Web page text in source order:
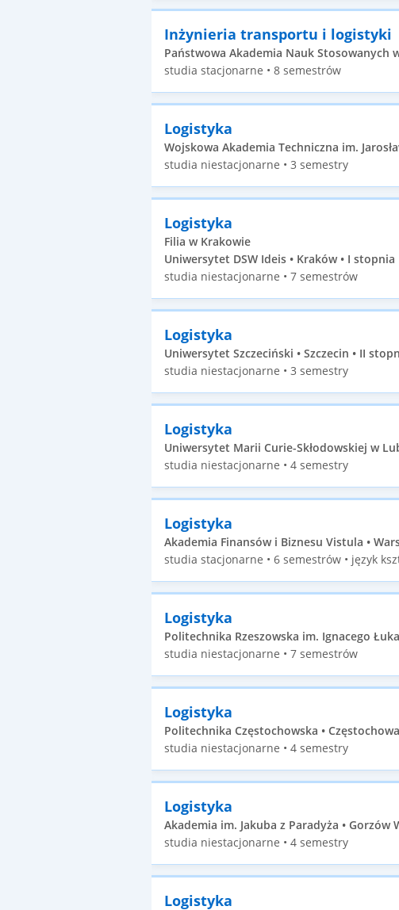
Inżynieria transportu i logistyki
Państwowa Akademia Nauk Stosowanych
studia stacjonarne • 8 semestrów
Logistyka
Wojskowa Akademia Techniczna im.
studia niestacjonarne • 3 semestry
Logistyka
Filia w Krakowie
Uniwersytet DSW Ideis • Kraków • I stopnia
studia niestacjonarne • 7 semestrów
Logistyka
Uniwersytet Szczeciński • Szczecin • II
studia niestacjonarne • 3 semestry
Logistyka
Uniwersytet Marii Curie-Skłodowskiej w
studia niestacjonarne • 4 semestry
Logistyka
Akademia Finansów i Biznesu Vistula •
studia stacjonarne • 6 semestrów • język
Logistyka
Politechnika Rzeszowska im. Ignacego
studia niestacjonarne • 7 semestrów
Logistyka
Politechnika Częstochowska •
studia niestacjonarne • 4 semestry
Logistyka
Akademia im. Jakuba z Paradyża • Gorzów
studia niestacjonarne • 4 semestry
Logistyka